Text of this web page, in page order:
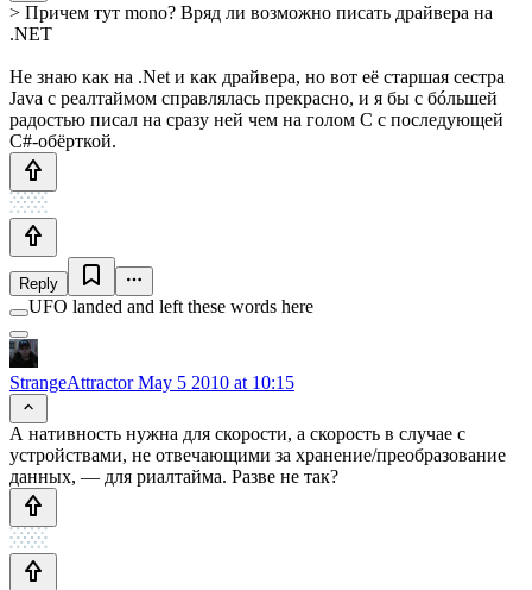
> Причем тут mono? Вряд ли возможно писать драйвера на
.NET
Не знаю как на .Net и как драйвера, но вот её старшая сестра
Java с реалтаймом справлялась прекрасно, и я бы с бóльшей
радостью писал на сразу ней чем на голом C с последующей
C#-обёрткой.
Reply
UFO landed and left these words here
StrangeAttractorMay 5 2010 at 10:15
А нативность нужна для скорости, а скорость в случае с
устройствами, не отвечающими за хранение/преобразование
данных, — для риалтайма. Разве не так?